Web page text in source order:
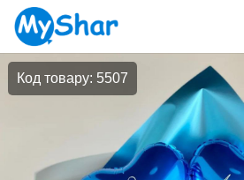
Код товару: 5507